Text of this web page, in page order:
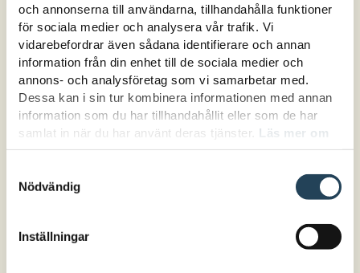
och annonserna till användarna, tillhandahålla funktioner
för sociala medier och analysera vår trafik. Vi
vidarebefordrar även sådana identifierare och annan
information från din enhet till de sociala medier och
annons- och analysföretag som vi samarbetar med.
Dessa kan i sin tur kombinera informationen med annan
information som du har tillhandahållit eller som de har
samlat in när du har använt deras tjänster. Läs mer om
hur vi hanterar cookies här.
Nödvändig
Inställningar
På scen även samtal medSveriges Lärare,
Sveriges Skolledare, Internetstiftelsen
flera.
Målgrupp:
Lärare, utvecklingsledare, skolledare och
huvudmän samt andra som vill veta mer om
AI i skolan.
Program
beskrivningar av varje föreläsning